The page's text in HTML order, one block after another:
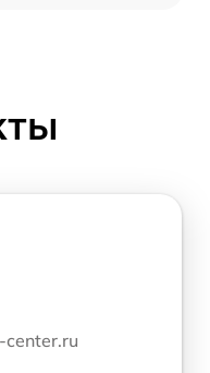
center.ru